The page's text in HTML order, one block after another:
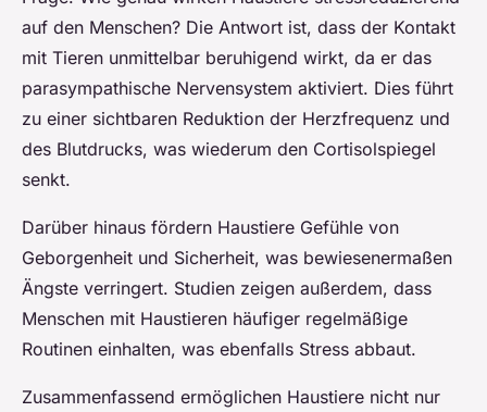
auf den Menschen? Die Antwort ist, dass der Kontakt
mit Tieren unmittelbar beruhigend wirkt, da er das
parasympathische Nervensystem aktiviert. Dies führt
zu einer sichtbaren Reduktion der Herzfrequenz und
des Blutdrucks, was wiederum den Cortisolspiegel
senkt.
Darüber hinaus fördern Haustiere Gefühle von
Geborgenheit und Sicherheit, was bewiesenermaßen
Ängste verringert. Studien zeigen außerdem, dass
Menschen mit Haustieren häufiger regelmäßige
Routinen einhalten, was ebenfalls Stress abbaut.
Zusammenfassend ermöglichen Haustiere nicht nur